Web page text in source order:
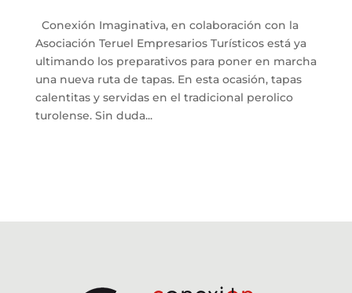
Conexión Imaginativa, en colaboración con la
Asociación Teruel Empresarios Turísticos está ya
ultimando los preparativos para poner en marcha
una nueva ruta de tapas. En esta ocasión, tapas
calentitas y servidas en el tradicional perolico
turolense. Sin duda...